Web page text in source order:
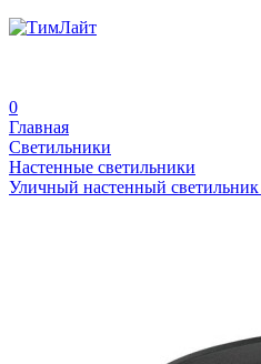
0
Главная
Светильники
Настенные светильники
Уличный настенный